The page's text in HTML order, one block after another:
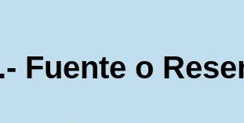
Fuente o